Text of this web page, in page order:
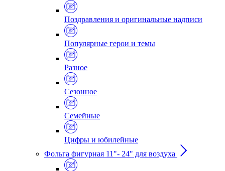
Поздравления и оригинальные надписи
Популярные герои и темы
Разное
Сезонное
Семейные
Цифры и юбилейные
Фольга фигурная 11"- 24" для воздуха